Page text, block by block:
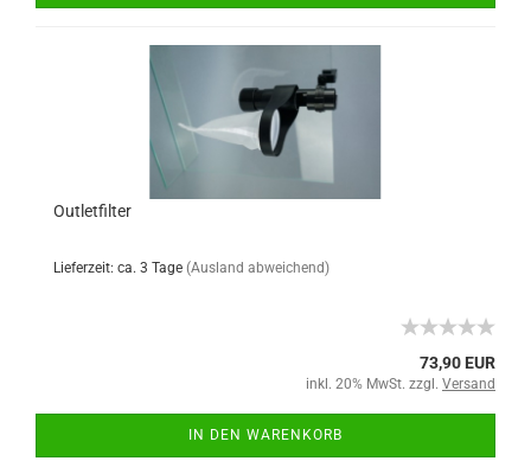
Outletfilter
Lieferzeit: ca. 3 Tage (Ausland abweichend)
73,90 EUR
inkl. 20% MwSt. zzgl. Versand
IN DEN WARENKORB